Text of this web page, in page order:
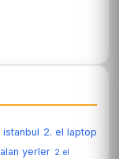
2. el laptop
yerler 2.el